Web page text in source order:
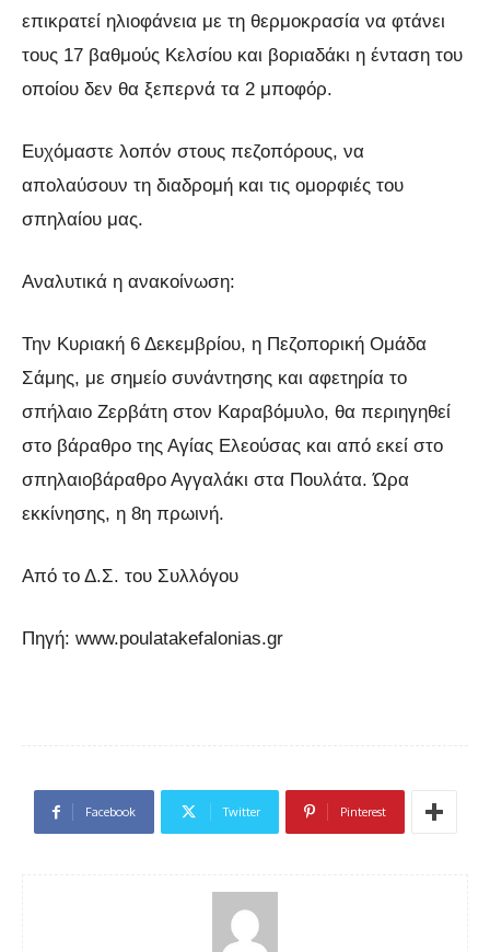
επικρατεί ηλιοφάνεια με τη θερμοκρασία να φτάνει
τους 17 βαθμούς Κελσίου και βοριαδάκι η ένταση του
οποίου δεν θα ξεπερνά τα 2 μποφόρ.
Ευχόμαστε λοπόν στους πεζοπόρους, να
απολαύσουν τη διαδρομή και τις ομορφιές του
σπηλαίου μας.
Αναλυτικά η ανακοίνωση:
Την Κυριακή 6 Δεκεμβρίου, η Πεζοπορική Ομάδα
Σάμης, με σημείο συνάντησης και αφετηρία το
σπήλαιο Ζερβάτη στον Καραβόμυλο, θα περιηγηθεί
στο βάραθρο της Αγίας Ελεούσας και από εκεί στο
σπηλαιοβάραθρο Αγγαλάκι στα Πουλάτα. Ώρα
εκκίνησης, η 8η πρωινή.
Από το Δ.Σ. του Συλλόγου
Πηγή: www.poulatakefalonias.gr
Facebook Twitter Pinterest